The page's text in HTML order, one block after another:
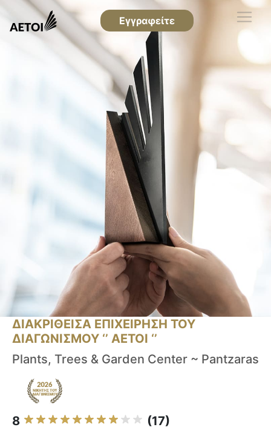
Εγγραφείτε
ΔΙΑΚΡΙΘΕΙΣΑ ΕΠΙΧΕΙΡΗΣΗ ΤΟΥ
ΔΙΑΓΩΝΙΣΜΟΥ ‘’ ΑΕΤΟΙ ‘’
Plants, Trees & Garden Center ~ Pantzaras
8 (17)